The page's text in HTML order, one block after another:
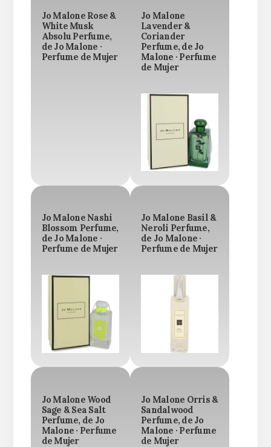
Jo Malone Rose &
White Musk
Absolu Perfume,
de Jo Malone ·
Perfume de Mujer
Jo Malone
Lavender &
Coriander
Perfume, de Jo
Malone · Perfume
de Mujer
Jo Malone Nashi
Blossom Perfume,
de Jo Malone ·
Perfume de Mujer
Jo Malone Basil &
Neroli Perfume,
de Jo Malone ·
Perfume de Mujer
Jo Malone Wood
Sage & Sea Salt
Perfume, de Jo
Malone · Perfume
de Mujer
Jo Malone Orris &
Sandalwood
Perfume, de Jo
Malone · Perfume
de Mujer